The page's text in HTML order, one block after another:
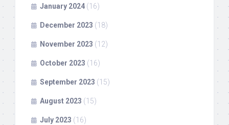
January 2024 (16)
December 2023 (18)
November 2023 (12)
October 2023 (16)
September 2023 (15)
August 2023 (15)
July 2023 (16)